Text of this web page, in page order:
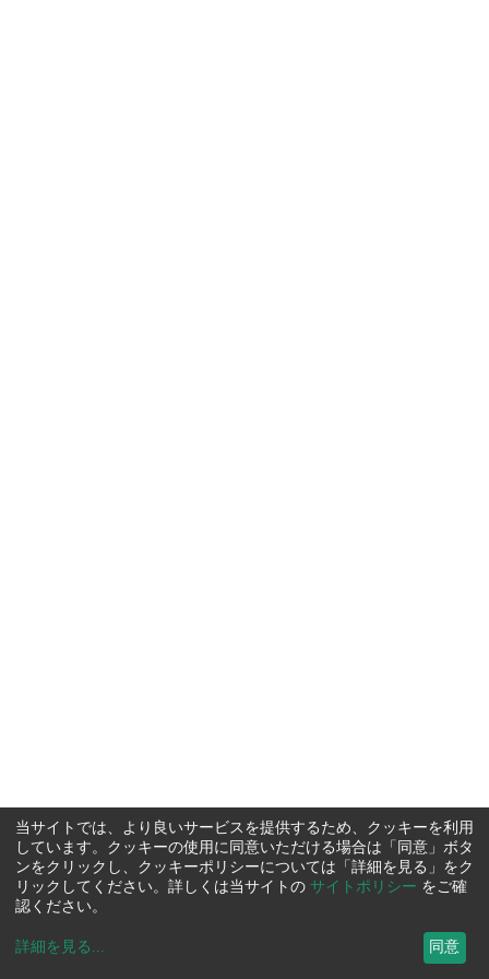
当サイトでは、より良いサービスを提供するため、クッキーを利用
しています。クッキーの使用に同意いただける場合は「同意」ボタ
ンをクリックし、クッキーポリシーについては「詳細を見る」をク
リックしてください。詳しくは当サイトの サイトポリシー をご確
認ください。
詳細を見る ... 同意